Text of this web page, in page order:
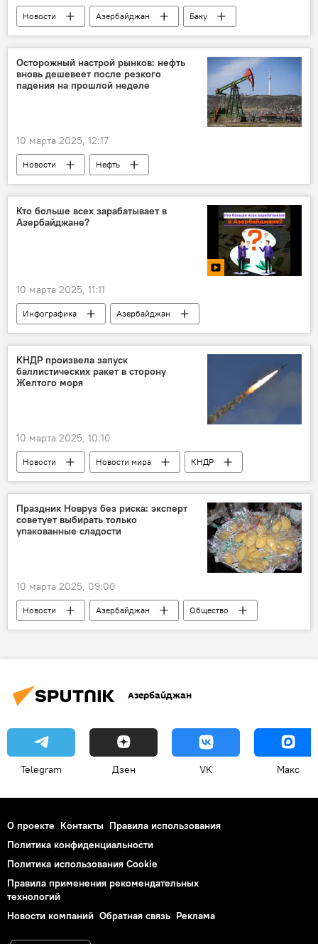
Новости Азербайджан
Баку
Армения
Агрессия
Оккупация
Разрушение
города
пропавшие без вести
СГБ Азербайджана
Осторожный настрой рынков: нефть
вновь дешевеет после резкого
падения на прошлой неделе
10 марта 2025, 12:17
Новости
Нефть
нефтегазовая отрасль
Цена нефти
Фьючерсы
ОПЕК
WTI
Кто больше всех зарабатывает в
Азербайджане?
10 марта 2025, 11:11
Инфографика
Азербайджан
Экономика
Госкомстат Азербайджана
Зарплаты
госсектор
частный сектор
КНДР произвела запуск
баллистических ракет в сторону
Желтого моря
10 марта 2025, 10:10
Новости Новости мира
КНДР
Южная Корея
Баллистические ракеты
запуск баллистической ракеты
учения
США Дональд Трамп
Праздник Новруз без риска: эксперт
советует выбирать только
упакованные сладости
10 марта 2025, 09:00
Новости Азербайджан
Общество
Агентство пищевой безопасности Азербайджана
Азербайджан
Telegram Дзен VK Макс
О проекте Контакты Правила использования
Политика конфиденциальности
Политика использования Cookie
Правила применения рекомендательных
технологий
Новости компаний Обратная связь Реклама